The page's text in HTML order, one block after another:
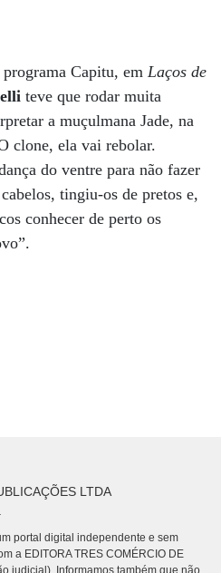
Capitu, em Laços de
teve que rodar muita
a muçulmana Jade, na
clone, ela vai rebolar.
do ventre para não fazer
tingiu-os de pretos e,
conhecer de perto os
LTDA
portal digital independente e sem
a EDITORA TRES COMÉRCIO DE
judicial). Informamos também que não